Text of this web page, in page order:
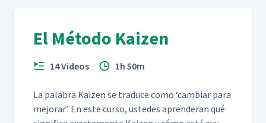
El Método Kaizen
14 Videos 1h 50m
La pal­abra Kaizen se tra­duce como ‘cam­biar para
mejo­rar’. En este cur­so, ust­edes apren­der­an qué